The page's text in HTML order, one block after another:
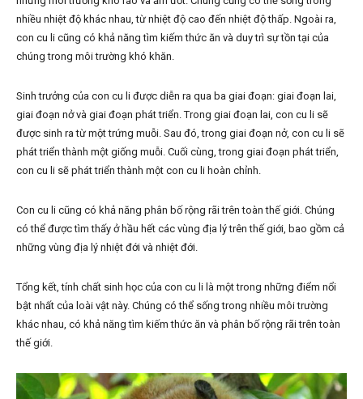
nhiều nhiệt độ khác nhau, từ nhiệt độ cao đến nhiệt độ thấp. Ngoài ra,
con cu li cũng có khả năng tìm kiếm thức ăn và duy trì sự tồn tại của
chúng trong môi trường khó khăn.
Sinh trưởng của con cu li được diễn ra qua ba giai đoạn: giai đoạn lai,
giai đoạn nở và giai đoạn phát triển. Trong giai đoạn lai, con cu li sẽ
được sinh ra từ một trứng muỗi. Sau đó, trong giai đoạn nở, con cu li sẽ
phát triển thành một giống muỗi. Cuối cùng, trong giai đoạn phát triển,
con cu li sẽ phát triển thành một con cu li hoàn chỉnh.
Con cu li cũng có khả năng phân bố rộng rãi trên toàn thế giới. Chúng
có thể được tìm thấy ở hầu hết các vùng địa lý trên thế giới, bao gồm cả
những vùng địa lý nhiệt đới và nhiệt đới.
Tổng kết, tính chất sinh học của con cu li là một trong những điểm nổi
bật nhất của loài vật này. Chúng có thể sống trong nhiều môi trường
khác nhau, có khả năng tìm kiếm thức ăn và phân bố rộng rãi trên toàn
thế giới.